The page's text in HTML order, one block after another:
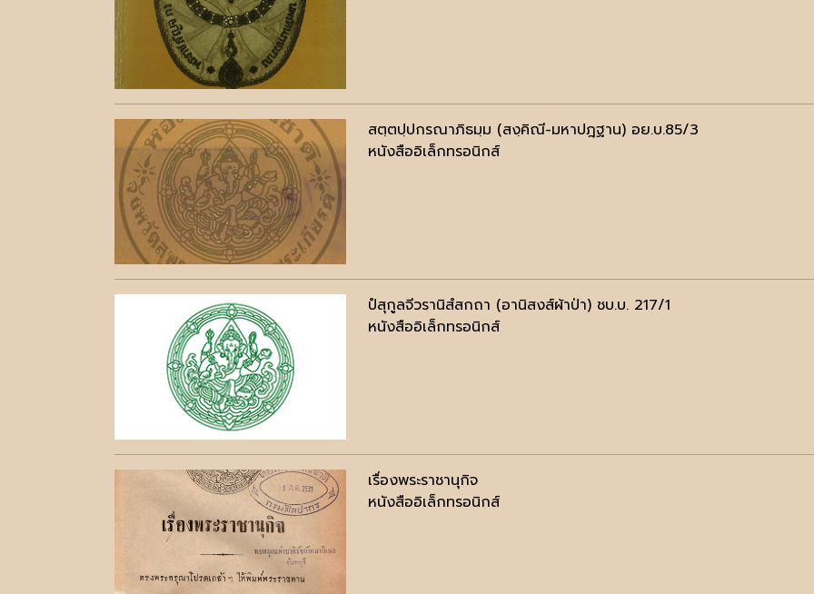
สตฺตปฺปกรณาภิธมฺม (สงฺคิณี-มหาปฎฐาน) อย.บ.85/3
หนังสืออิเล็กทรอนิกส์
ปํสุกูลจีวรานิสํสกถา (อานิสงส์ผ้าป่า) ชบ.บ. 217/1
หนังสืออิเล็กทรอนิกส์
เรื่องพระราชานุกิจ
หนังสืออิเล็กทรอนิกส์